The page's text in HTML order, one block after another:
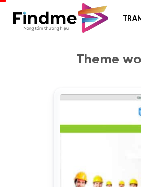
Theme